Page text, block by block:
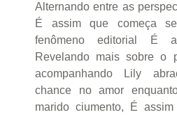
Alternando entre as
É assim que começa
fenômeno editorial É
Revelando mais sobre o
acompanhando Lily
chance no amor
marido ciumento, É